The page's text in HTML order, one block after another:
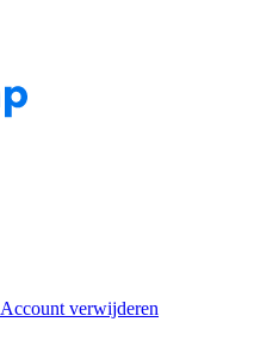
Account verwijderen